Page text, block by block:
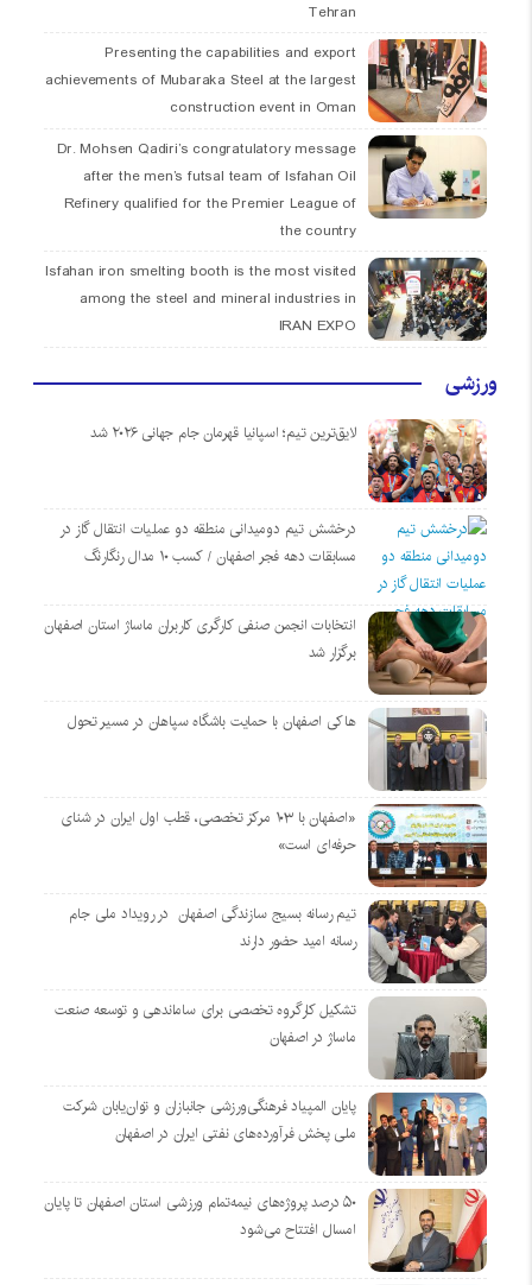
Tehran
Presenting the capabilities and export
achievements of Mubaraka Steel at the largest
construction event in Oman
Dr. Mohsen Qadiri’s congratulatory message
after the men’s futsal team of Isfahan Oil
Refinery qualified for the Premier League of
the country
Isfahan iron smelting booth is the most visited
among the steel and mineral industries in
IRAN EXPO
ورزشی
لایق‌ترین تیم؛ اسپانیا قهرمان جام جهانی ۲۰۲۶ شد
درخشش تیم دومیدانی منطقه دو عملیات انتقال گاز در
مسابقات دهه فجر اصفهان / کسب ۱۰ مدال رنگارنگ
انتخابات انجمن صنفی کارگری کاربران ماساژ استان اصفهان
برگزار شد
هاکی اصفهان با حمایت باشگاه سپاهان در مسیر تحول
«اصفهان با ۱۰۳ مرکز تخصصی، قطب اول ایران در شنای
حرفه‌ای است»
تیم رسانه بسیج سازندگی اصفهان در رویداد ملی جام
رسانه امید حضور دارند
تشکیل کارگروه تخصصی برای ساماندهی و توسعه صنعت
ماساژ در اصفهان
پایان المپیاد فرهنگی‌ورزشی جانبازان و توان‌یابان شرکت
ملی پخش فرآورده‌های نفتی ایران در اصفهان
۵۰ درصد پروژه‌های نیمه‌تمام ورزشی استان اصفهان تا پایان
امسال افتتاح می‌شود